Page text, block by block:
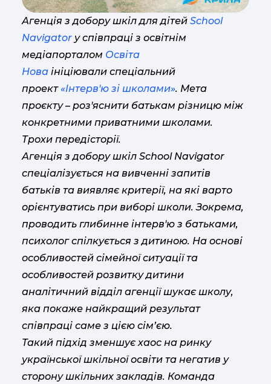
Агенція з добору шкіл для дітей School
Navigator у співпраці з освітнім
медіапорталом Освіта
Нова ініціювали спеціальний
проект «Інтерв'ю зі школами». Мета
проєкту – роз'яснити батькам різницю між
конкретними приватними школами.
Трохи передісторії.
Агенція з добору шкіл School Navigator
спеціалізується на вивченні запитів
батьків та виявляє критерії, на які варто
орієнтуватись при виборі школи. Зокрема,
проводить глибинне інтерв'ю з батьками,
психолог спілкується з дитиною. На основі
особливостей сімейної ситуації та
особливостей розвитку дитини
аналітичний відділ агенції шукає школу,
яка покаже найкращий результат
співпраці саме з цією сім’єю.
Такий підхід зменшує хаос на ринку
української шкільної освіти та негатив у
сторону шкільних закладів. Команда